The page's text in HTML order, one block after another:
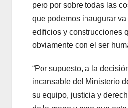
pero por sobre todas las
que podemos inaugurar
edificios y construcciones
obviamente con el ser
“Por supuesto, a la
incansable del Ministerio
su equipo, justicia y